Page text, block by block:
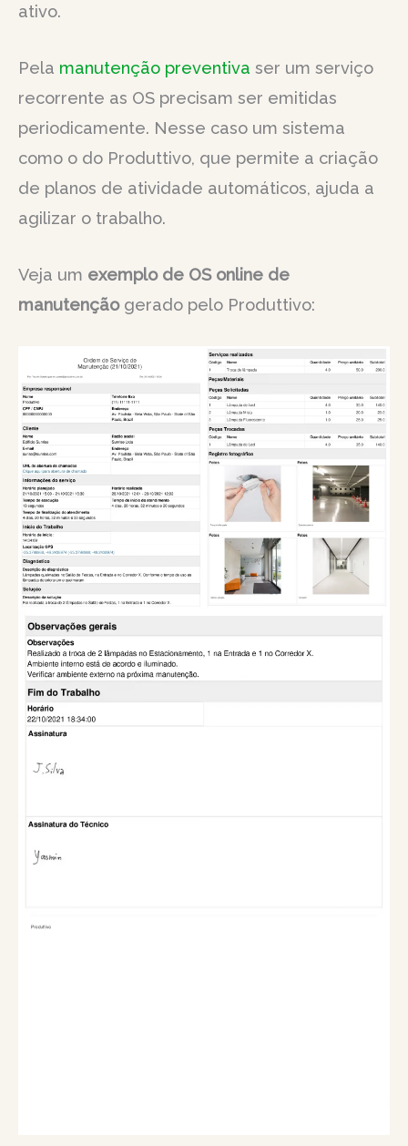
ativo.
Pela manutenção preventiva ser um serviço
recorrente as OS precisam ser emitidas
periodicamente. Nesse caso um sistema
como o do Produttivo, que permite a criação
de planos de atividade automáticos, ajuda a
agilizar o trabalho.
Veja um exemplo de OS online de
manutençãogerado pelo Produttivo: